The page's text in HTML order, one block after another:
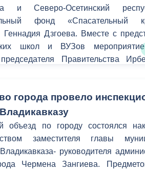
и Северо-Осетинский
фонд «Спасательный
Геннадия Дзгоева. Вместе с
школ и ВУЗов
председателя Правительства
антинаркотической
и Аланской епархии
городской администрации и
города провело
объезд по городу состоялся
заместителя главы
руководителя
Чермена Зангиева.